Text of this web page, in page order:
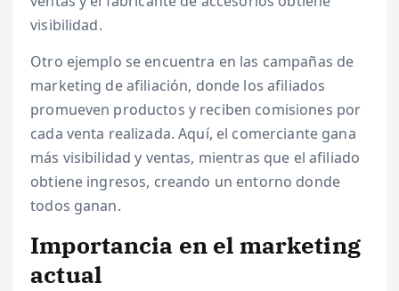
visibilidad.
Otro ejemplo se encuentra en las campañas de
marketing de afiliación, donde los afiliados
promueven productos y reciben comisiones por
cada venta realizada. Aquí, el comerciante gana
más visibilidad y ventas, mientras que el afiliado
obtiene ingresos, creando un entorno donde
todos ganan.
Importancia en el marketing
actual